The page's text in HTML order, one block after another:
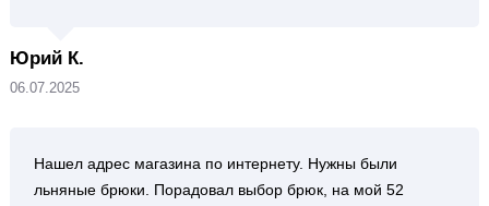
Юрий К.
06.07.2025
Нашел адрес магазина по интернету. Нужны были
льняные брюки. Порадовал выбор брюк, на мой 52